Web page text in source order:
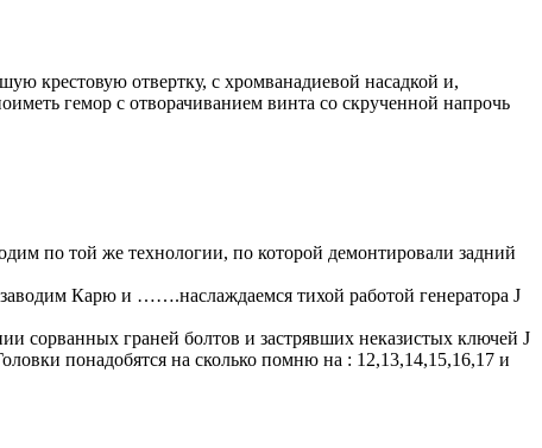
крестовую отвертку, с хромванадиевой насадкой и,
гемор с отворачиванием винта со скрученной напрочь
по той же технологии, по которой демонтировали задний
Карю и …….наслаждаемся тихой работой генератора J
сорванных граней болтов и застрявших неказистых ключей J
понадобятся на сколько помню на : 12,13,14,15,16,17 и